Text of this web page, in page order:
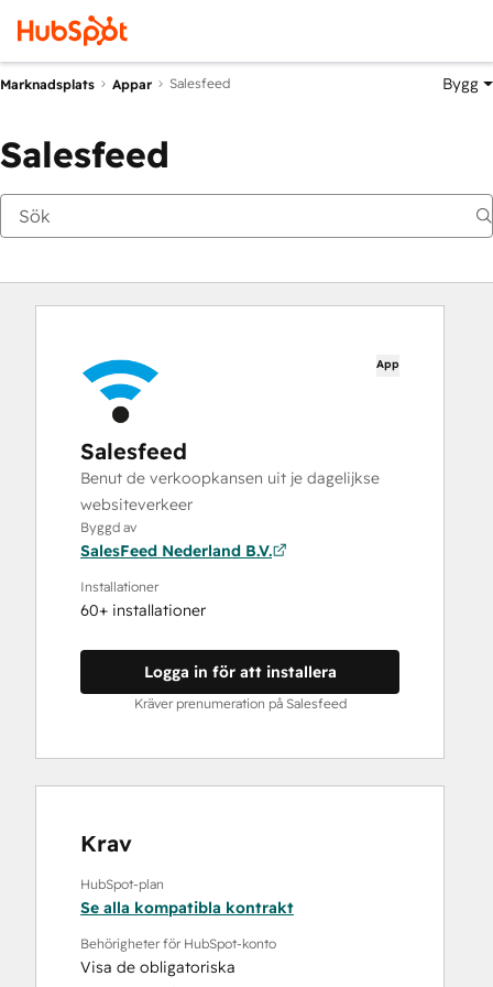
Marknadsplats Appar Salesfeed Bygg
Salesfeed
App
Salesfeed
Benut de verkoopkansen uit je dagelijkse
websiteverkeer
Byggd av
SalesFeed Nederland B.V.
Installationer
60+ installationer
Logga in för att installera
Kräver prenumeration på Salesfeed
Krav
HubSpot-plan
Se alla kompatibla kontrakt
Behörigheter för HubSpot-konto
Visa de obligatoriska